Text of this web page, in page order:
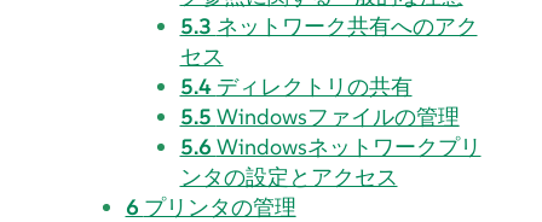
5.3 ネットワーク共有へのアク
セス
5.4 ディレクトリの共有
5.5 Windowsファイルの管理
5.6 Windowsネットワークプリ
ンタの設定とアクセス
6 プリンタの管理